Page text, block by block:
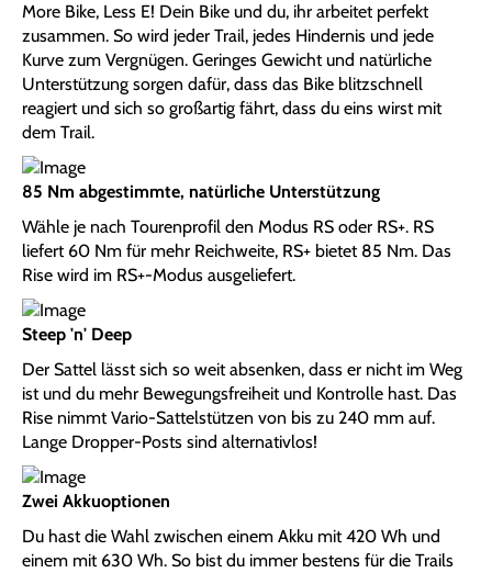
More Bike, Less E! Dein Bike und du, ihr arbeitet perfekt
zusammen. So wird jeder Trail, jedes Hindernis und jede
Kurve zum Vergnügen. Geringes Gewicht und natürliche
Unterstützung sorgen dafür, dass das Bike blitzschnell
reagiert und sich so großartig fährt, dass du eins wirst mit
dem Trail.
85 Nm abgestimmte, natürliche Unterstützung
Wähle je nach Tourenprofil den Modus RS oder RS+. RS
liefert 60 Nm für mehr Reichweite, RS+ bietet 85 Nm. Das
Rise wird im RS+-Modus ausgeliefert.
Steep 'n' Deep
Der Sattel lässt sich so weit absenken, dass er nicht im Weg
ist und du mehr Bewegungsfreiheit und Kontrolle hast. Das
Rise nimmt Vario-Sattelstützen von bis zu 240 mm auf.
Lange Dropper-Posts sind alternativlos!
Zwei Akkuoptionen
Du hast die Wahl zwischen einem Akku mit 420 Wh und
einem mit 630 Wh. So bist du immer bestens für die Trails